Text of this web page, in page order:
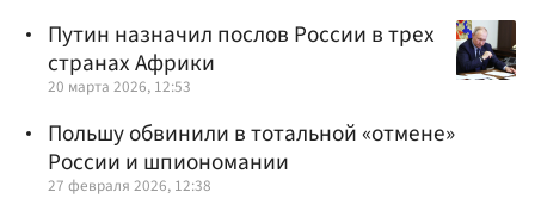
Путин назначил послов России в трех
странах Африки
20 марта 2026, 12:53
Польшу обвинили в тотальной «отмене»
России и шпиономании
27 февраля 2026, 12:38